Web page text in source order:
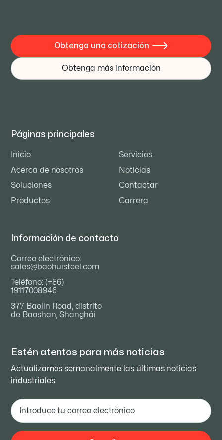
Obtenga una cotización 
Obtenga más información
Páginas principales
Inicio
Acerca de nosotros
Soluciones
Productos
Servicios
Noticias
Contactar
Carrera
Información de contacto
Correo electrónico:
sales@baohuisteel.com
Teléfono: (+86)
19117008946
377 Baolin Road, distrito
de Baoshan, Shanghái
Estén atentos para más noticias
Actualizamos semanalmente las últimas noticias
industriales